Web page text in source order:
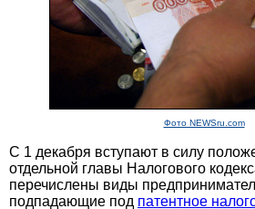
Фото NEWSru.com
С 1 декабря вступают в силу
отдельной главы Налогового
перечислены виды
подпадающие под патентное